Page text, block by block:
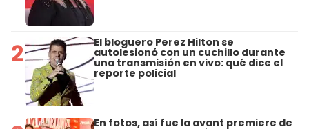
2 El bloguero Perez Hilton se
autolesionó con un cuchillo durante
una transmisión en vivo: qué dice el
reporte policial
En fotos, así fue la avant premiere de